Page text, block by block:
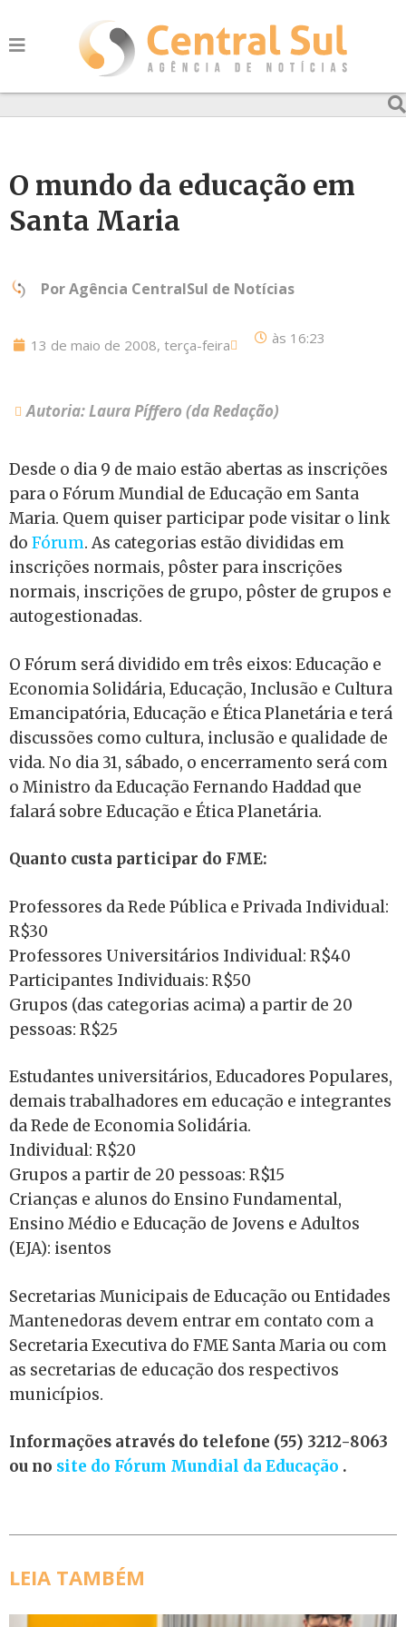
O mundo da educação em
Santa Maria
PorAgência CentralSul de Notícias
13 de maio de 2008, terça-feira às 16:23
Autoria: Laura Píffero (da Redação)
Desde o dia 9 de maio estão abertas as inscrições
para o Fórum Mundial de Educação em Santa
Maria. Quem quiser participar pode visitar o link
do Fórum. As categorias estão divididas em
inscrições normais, pôster para inscrições
normais, inscrições de grupo, pôster de grupos e
autogestionadas.
O Fórum será dividido em três eixos: Educação e
Economia Solidária, Educação, Inclusão e Cultura
Emancipatória, Educação e Ética Planetária e terá
discussões como cultura, inclusão e qualidade de
vida. No dia 31, sábado, o encerramento será com
o Ministro da Educação Fernando Haddad que
falará sobre Educação e Ética Planetária.
Quanto custa participar do FME:
Professores da Rede Pública e Privada Individual:
R$30
Professores Universitários Individual: R$40
Participantes Individuais: R$50
Grupos (das categorias acima) a partir de 20
pessoas: R$25
Estudantes universitários, Educadores Populares,
demais trabalhadores em educação e integrantes
da Rede de Economia Solidária.
Individual: R$20
Grupos a partir de 20 pessoas: R$15
Crianças e alunos do Ensino Fundamental,
Ensino Médio e Educação de Jovens e Adultos
(EJA): isentos
Secretarias Municipais de Educação ou Entidades
Mantenedoras devem entrar em contato com a
Secretaria Executiva do FME Santa Maria ou com
as secretarias de educação dos respectivos
municípios.
Informações através do telefone (55) 3212-8063
ou no site do Fórum Mundial da Educação .
LEIA TAMBÉM